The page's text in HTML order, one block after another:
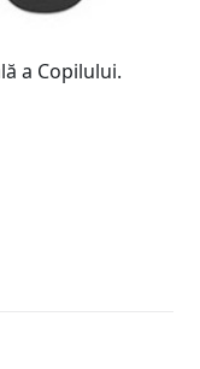
a Copilului.